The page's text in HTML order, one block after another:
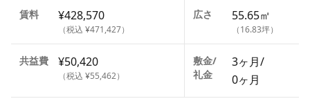
賃料 ¥428,570
（税込 ¥471,427）
広さ 55.65㎡
（16.83坪）
共益費 ¥50,420
（税込 ¥55,462）
敷金/
礼金
3ヶ月/
0ヶ月